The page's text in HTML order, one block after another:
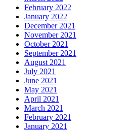
February 2022
January 2022
December 2021
November 2021
October 2021
September 2021
August 2021
July 2021
June 2021
May 2021
April 2021
March 2021
February 2021
January 2021